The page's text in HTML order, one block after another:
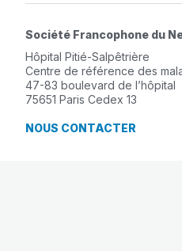
Société Francophone du
Hôpital Pitié-Salpêtrière
Centre de référence des
47-83 boulevard de l’hôpital
75651 Paris Cedex 13
NOUS CONTACTER